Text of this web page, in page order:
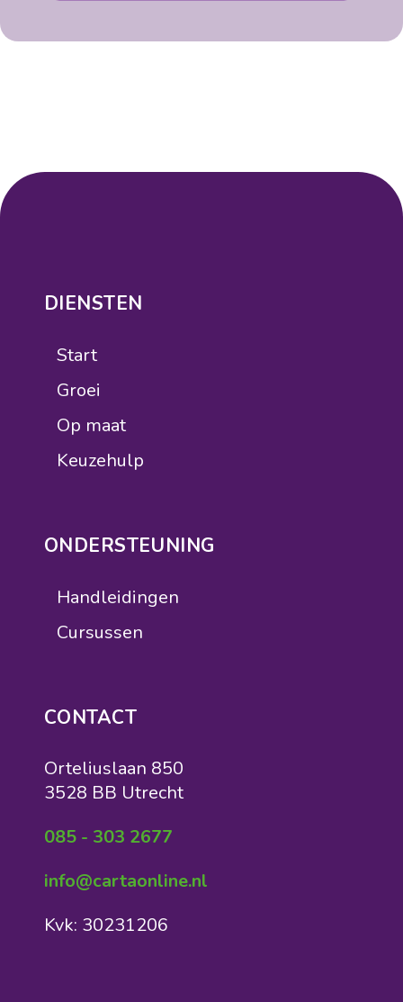
DIENSTEN
Start
Groei
Op maat
Keuzehulp
ONDERSTEUNING
Handleidingen
Cursussen
CONTACT
Orteliuslaan 850
3528 BB Utrecht
085 - 303 2677
info@cartaonline.nl
Kvk: 30231206